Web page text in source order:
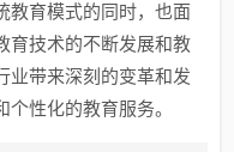
教育模式的同时，也面
育技术的不断发展和教
业带来深刻的变革和发
性化的教育服务。